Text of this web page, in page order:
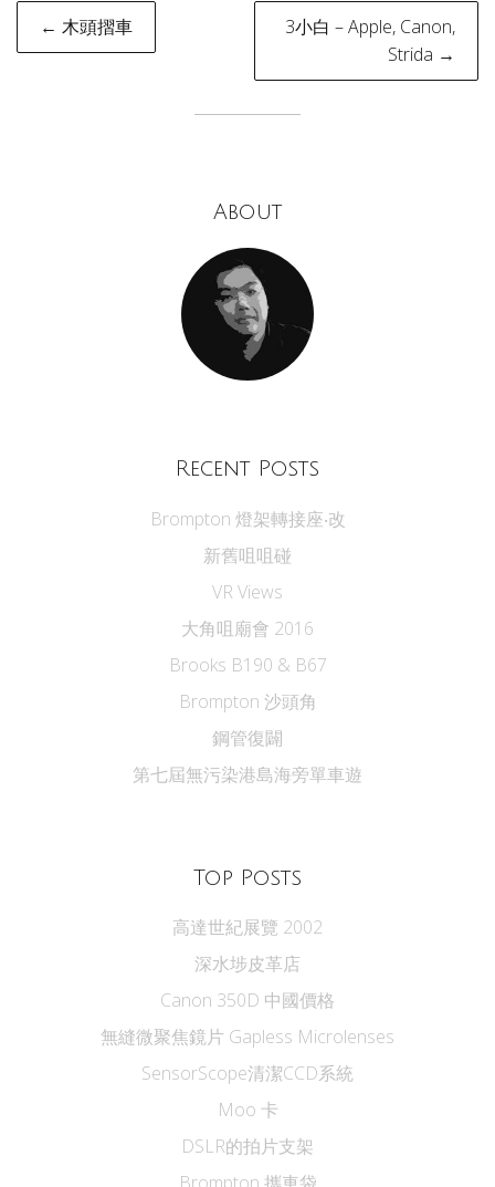
Post
navigation
← 木頭摺車
3小白 – Apple, Canon,
Strida →
About
Recent Posts
Brompton 燈架轉接座‧改
新舊咀咀碰
VR Views
大角咀廟會 2016
Brooks B190 & B67
Brompton 沙頭角
鋼管復闢
第七屆無污染港島海旁單車遊
Top Posts
高達世紀展覽 2002
深水埗皮革店
Canon 350D 中國價格
無縫微聚焦鏡片 Gapless Microlenses
SensorScope清潔CCD系統
Moo 卡
DSLR的拍片支架